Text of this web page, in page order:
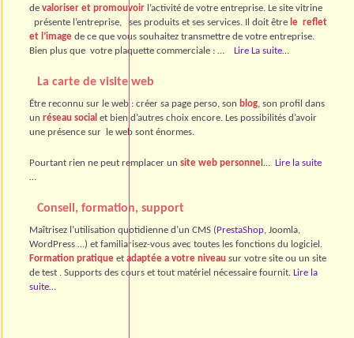
devaloriser et promouvoirl’activité de votre entreprise. Le site vitrine
présente l’entreprise, ses produits et ses services. Il doit être le reflet
et l’image de ce que vous souhaitez transmettre de votre entreprise.
Bien plus que votre plaquette commerciale : … Lire La suite…
La carte de visite web
Être reconnu sur le web : créer sa page perso, son blog, son profil dans
un réseau social et bien d’autres choix encore. Les possibilités d’avoir
une présence sur le web sont énormes.
Pourtant rien ne peut remplacer un site web personnel…
Lire la suite
…
Conseil, formation, support
Maîtrisez l’utilisation quotidienne d’un CMS ( PrestaShop, Joomla,
WordPress …) et familiarisez-vous avec toutes les fonctions du logiciel.
Formation pratiqueet adaptée a votre niveau sur votre site ou un site
de test . Supports des cours et tout matériel nécessaire fournit. Lire la
suite…